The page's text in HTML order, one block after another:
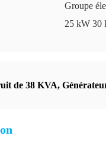
Groupe
25 kW 30
de 38 KVA,